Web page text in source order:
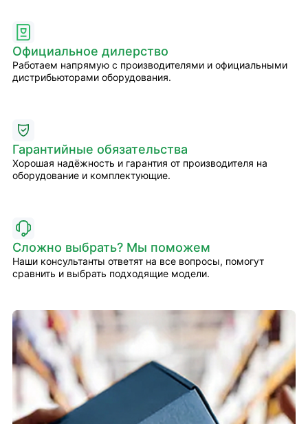
Официальное дилерство
Работаем напрямую с производителями и официальными
дистрибьюторами оборудования.
Гарантийные обязательства
Хорошая надёжность и гарантия от производителя на
оборудование и комплектующие.
Сложно выбрать? Мы поможем
Наши консультанты ответят на все вопросы, помогут
сравнить и выбрать подходящие модели.